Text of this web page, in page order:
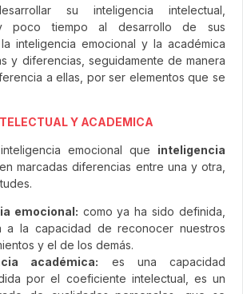
su inteligencia intelectual,
poco tiempo al desarrollo de sus
inteligencia emocional y la académica
y diferencias, seguidamente de manera
a ellas, por ser elementos que se
Y ACADEMICA
emocional que inteligencia
marcadas diferencias entre una y otra,
emocional: como ya ha sido definida,
a la capacidad de reconocer nuestros
y el de los demás.
académica: es una capacidad
por el coeficiente intelectual, es un